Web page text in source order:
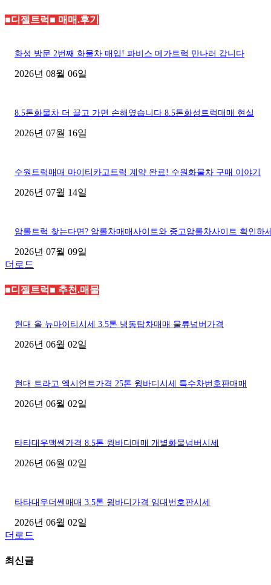
■디젤트럭■ 매매.후기
화성 방문 2번째 화물차 매입! 파비스 메가트럭 만나러 갑니다
2026년 08월 06일
8.5톤화물차 더 끌고 가면 손해였습니다 8.5톤화성트럭매매 현실
2026년 07월 16일
수원트럭매매 마이티카고트럭 계약 완료! 수원화물차 구매 이야기
2026년 07월 14일
암롤트럭 찾는다면? 암롤차매매사이트와 중고암롤차사이트 확인하
2026년 07월 09일
더로드
■디젤트럭■ 추천.매물
현대 올 뉴마이티시세 3.5톤 냉동탑차매매 물류넘버가격
2026년 06월 02일
현대 트라고 엑시언트가격 25톤 윙바디시세 특수차번호판매매
2026년 06월 02일
타타대우맥쎈가격 8.5톤 윙바디매매 개별화물넘버시세
2026년 06월 02일
타타대우더쎈매매 3.5톤 윙바디가격 임대번호판시세
2026년 06월 02일
더로드
최신글